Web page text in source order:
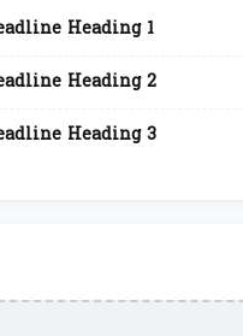
Heading 1
Heading 2
Heading 3